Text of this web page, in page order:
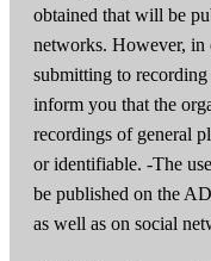
obtained that will be
networks. However,
submitting to
inform you that the
recordings of general
or identifiable. -The
be published on the
as well as on social